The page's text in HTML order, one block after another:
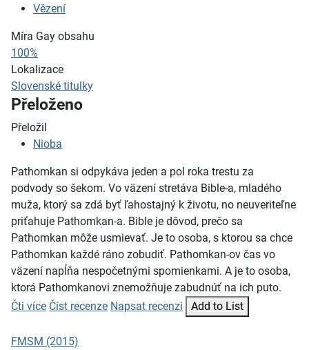
Vězení
Míra Gay obsahu
100%
Lokalizace
Slovenské titulky
Přeloženo
Přeložil
Nioba
Pathomkan si odpykáva jeden a pol roka trestu za
podvody so šekom. Vo väzení stretáva Bible-a, mladého
muža, ktorý sa zdá byť ľahostajný k životu, no neuveriteľne
priťahuje Pathomkan-a. Bible je dôvod, prečo sa
Pathomkan môže usmievať. Je to osoba, s ktorou sa chce
Pathomkan každé ráno zobudiť. Pathomkan-ov čas vo
väzení napĺňa nespočetnými spomienkami. A je to osoba,
ktorá Pathomkanovi znemožňuje zabudnúť na ich puto.
Čti více Číst recenze Napsat recenzi Add to List
FMSM (2015)